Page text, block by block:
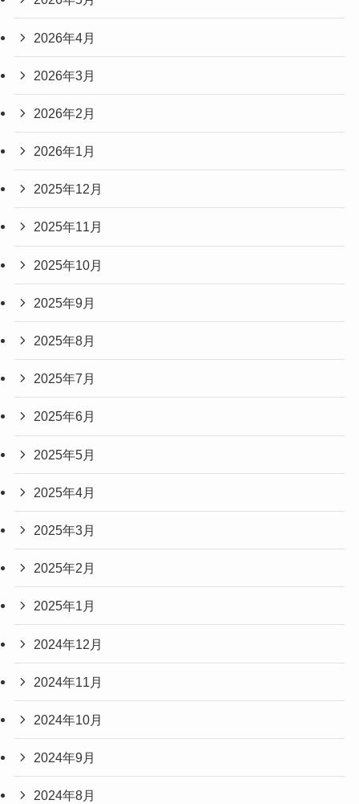
2026年4月
2026年3月
2026年2月
2026年1月
2025年12月
2025年11月
2025年10月
2025年9月
2025年8月
2025年7月
2025年6月
2025年5月
2025年4月
2025年3月
2025年2月
2025年1月
2024年12月
2024年11月
2024年10月
2024年9月
2024年8月